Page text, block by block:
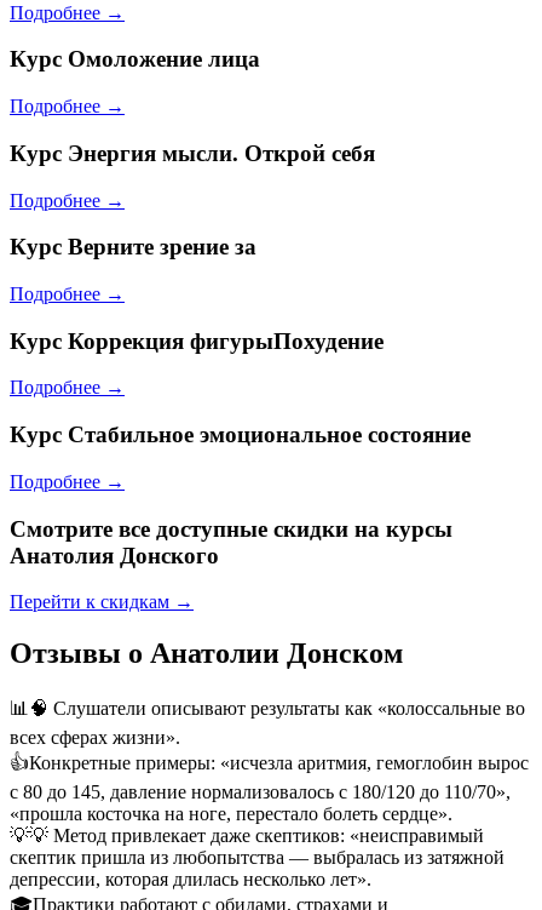
Подробнее →
Курс Омоложение лица
Подробнее →
Курс Энергия мысли. Открой себя
Подробнее →
Курс Верните зрение за
Подробнее →
Курс Коррекция фигурыПохудение
Подробнее →
Курс Стабильное эмоциональное состояние
Подробнее →
Смотрите все доступные скидки на курсы
Анатолия Донского
Перейти к скидкам →
Отзывы о Анатолии Донском
📊 🧠 Слушатели описывают результаты как «колоссальные во
всех сферах жизни».
👍Конкретные примеры: «исчезла аритмия, гемоглобин вырос
с 80 до 145, давление нормализовалось с 180/120 до 110/70»,
«прошла косточка на ноге, перестало болеть сердце».
💡💡 Метод привлекает даже скептиков: «неисправимый
скептик пришла из любопытства — выбралась из затяжной
депрессии, которая длилась несколько лет».
🎓Практики работают с обидами, страхами и